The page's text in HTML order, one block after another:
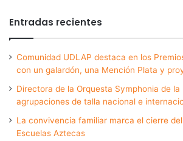
Entradas recientes
Comunidad UDLAP destaca en los
con un galardón, una Mención Plata y
Directora de la Orquesta Symphonia de la
agrupaciones de talla nacional e
La convivencia familiar marca el cierre
Escuelas Aztecas